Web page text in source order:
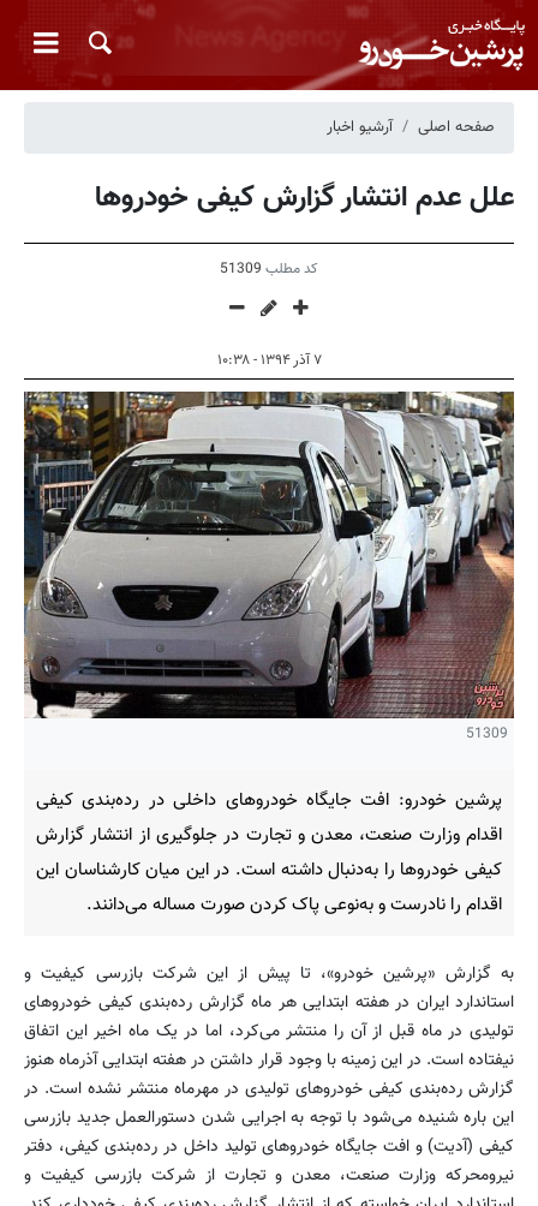
صفحه اصلی آرشیو اخبار
علل عدم انتشار گزارش کیفی خودروها
کد مطلب 51309
۷ آذر ۱۳۹۴ - ۱۰:۳۸
51309
پرشین خودرو: افت جایگاه خودروهای داخلی در رده‌بندی کیفی
اقدام وزارت صنعت، معدن و تجارت در جلوگیری از انتشار گزارش
کیفی خودروها را به‌دنبال داشته است. در این میان کارشناسان این
اقدام را نادرست و به‌نوعی پاک کردن صورت مساله می‌دانند.
به گزارش «پرشین خودرو»، تا پیش از این شرکت بازرسی کیفیت و
استاندارد ایران در هفته ابتدایی هر ماه گزارش رده‌بندی کیفی خودروهای
تولیدی در ماه قبل از آن را منتشر می‌کرد، اما در یک ماه اخیر این اتفاق
نیفتاده است. در این زمینه با وجود قرار داشتن در هفته ابتدایی آذرماه هنوز
گزارش رده‌بندی کیفی خودروهای تولیدی در مهرماه منتشر نشده است. در
این باره شنیده می‌شود با توجه به اجرایی شدن دستورالعمل جدید بازرسی
کیفی (آدیت) و افت جایگاه خودروهای تولید داخل در رده‌بندی کیفی، دفتر
نیرومحرکه وزارت صنعت، معدن و تجارت از شرکت بازرسی کیفیت و